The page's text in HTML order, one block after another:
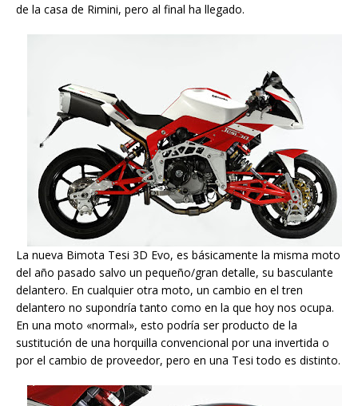
de la casa de Rimini, pero al final ha llegado.
La nueva Bimota Tesi 3D Evo, es básicamente la misma moto
del año pasado salvo un pequeño/gran detalle, su basculante
delantero. En cualquier otra moto, un cambio en el tren
delantero no supondría tanto como en la que hoy nos ocupa.
En una moto «normal», esto podría ser producto de la
sustitución de una horquilla convencional por una invertida o
por el cambio de proveedor, pero en una Tesi todo es distinto.